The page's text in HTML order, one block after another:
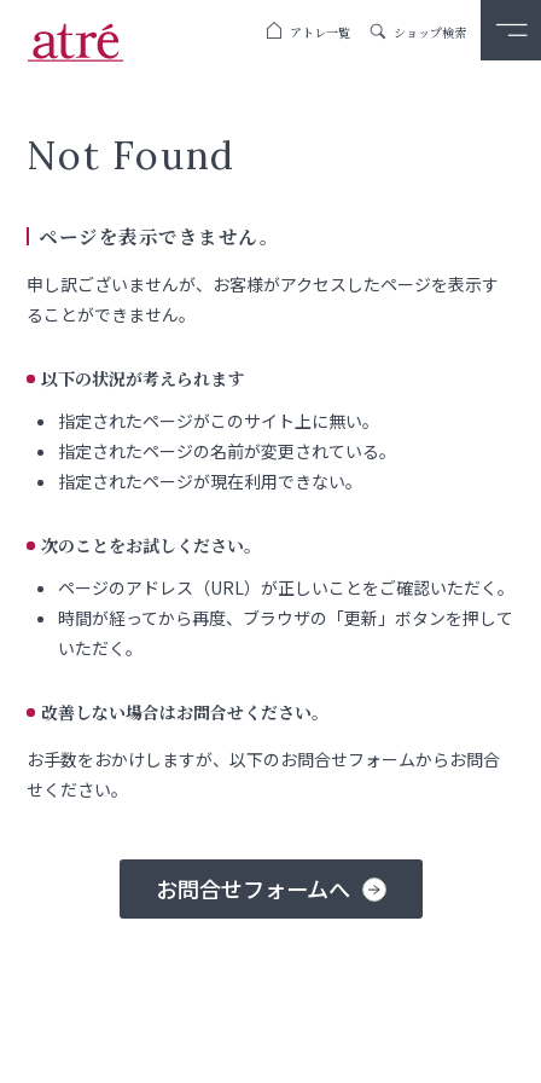
アトレ一覧 ショップ検索
Not Found
ページを表示できません。
申し訳ございませんが、お客様がアクセスしたページを表示す
ることができません。
以下の状況が考えられます
指定されたページがこのサイト上に無い。
指定されたページの名前が変更されている。
指定されたページが現在利用できない。
次のことをお試しください。
ページのアドレス（URL）が正しいことをご確認いただく。
時間が経ってから再度、ブラウザの「更新」ボタンを押して
いただく。
改善しない場合はお問合せください。
お手数をおかけしますが、以下のお問合せフォームからお問合
せください。
お問合せフォームへ